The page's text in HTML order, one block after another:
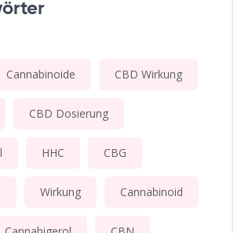
Cannabinoide CBD Wirkung
CBD Dosierung
HHC CBG
Wirkung Cannabinoid